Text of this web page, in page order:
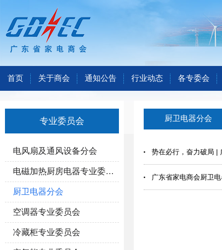
首页 关于商会 通知公告 行业动态 各专委会
专业委员会
电风扇及通风设备分会
电磁加热厨房电器专业委员会
厨卫电器分会
空调器专业委员会
冷藏柜专业委员会
厨卫电器分会
势在必行，奋力破局 |
广东省家电商会厨卫